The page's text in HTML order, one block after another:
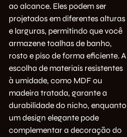
ao alcance. Eles podem ser
projetados em diferentes alturas
e larguras, permitindo que você
armazene toalhas de banho,
rosto e piso de forma eficiente. A
escolha de materiais resistentes
à umidade, como MDF ou
madeira tratada, garante a
durabilidade do nicho, enquanto
um design elegante pode
complementar a decoração do